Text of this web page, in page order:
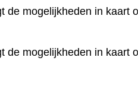
de mogelijkheden in kaart
de mogelijkheden in kaart